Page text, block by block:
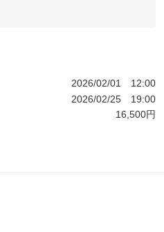
2026/02/01
12:00
2026/02/25
19:00
16,500円